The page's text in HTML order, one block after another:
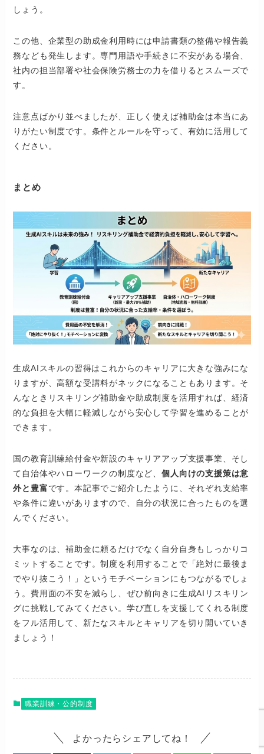
しょう。
この他、企業型の助成金利用時には申請書類の整備や報告義
務なども発生します。専門用語や手続きに不安がある場合、
社内の担当部署や社会保険労務士の力を借りるとスムーズで
す。
注意点ばかり並べましたが、正しく使えば補助金は本当にあ
りがたい制度です。条件とルールを守って、有効に活用して
ください。
まとめ
生成AIスキルの習得はこれからのキャリアに大きな強みにな
りますが、高額な受講料がネックになることもあります。そ
んなときリスキリング補助金や助成制度を活用すれば、経済
的な負担を大幅に軽減しながら安心して学習を進めることが
できます。
国の教育訓練給付金や新設のキャリアアップ支援事業、そし
て自治体やハローワークの制度など、個人向けの支援策は意
外と豊富です。本記事でご紹介したように、それぞれ支給率
や条件に違いがありますので、自分の状況に合ったものを選
んでください。
大事なのは、補助金に頼るだけでなく自分自身もしっかりコ
ミットすることです。制度を利用することで「絶対に最後ま
でやり抜こう！」というモチベーションにもつながるでしょ
う。費用面の不安を減らし、ぜひ前向きに生成AIリスキリン
グに挑戦してみてください。学び直しを支援してくれる制度
をフル活用して、新たなスキルとキャリアを切り開いていき
ましょう！
職業訓練・公的制度
よかったらシェアしてね！